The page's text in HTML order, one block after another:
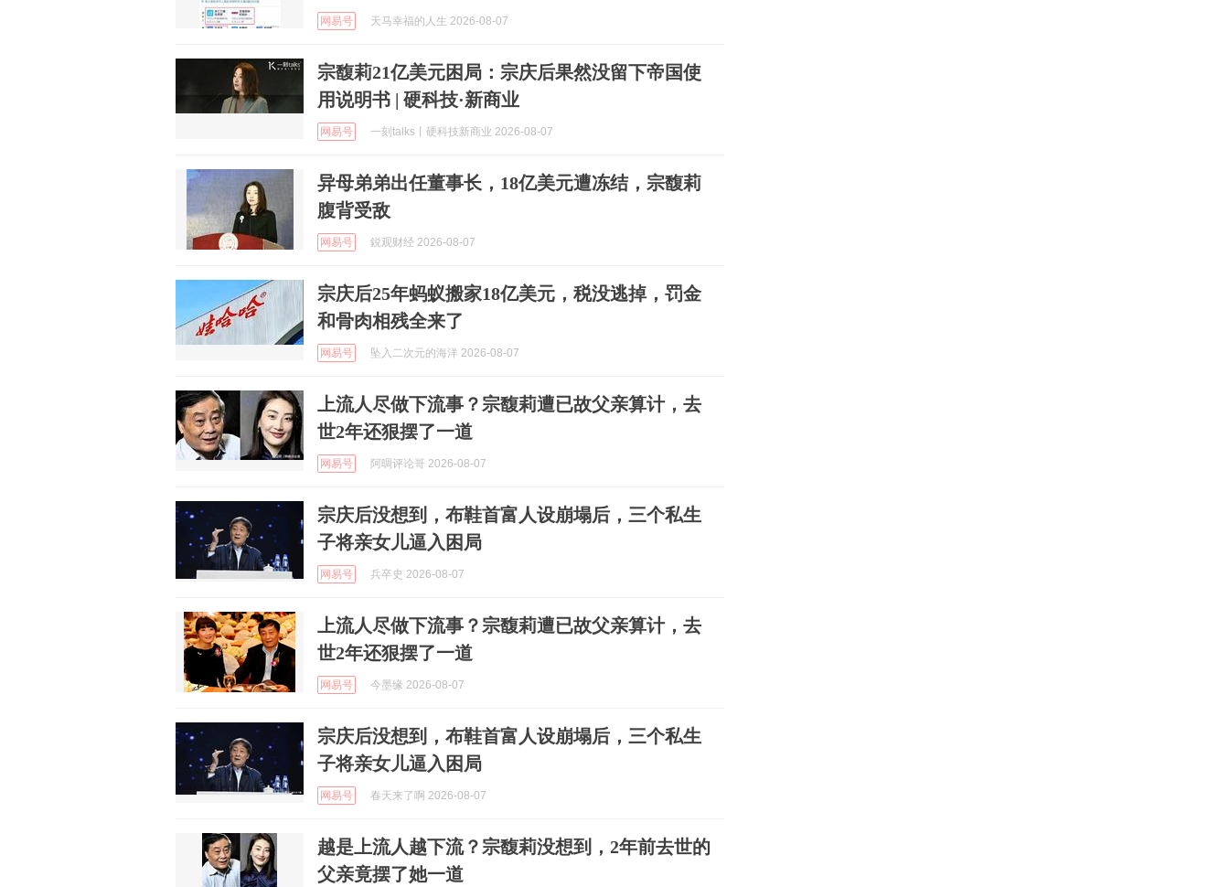
网易号 天马幸福的人生 2026-08-07
宗馥莉21亿美元困局：宗庆后果然没留下帝国使
用说明书 | 硬科技·新商业
网易号 一刻talks丨硬科技新商业 2026-08-07
异母弟弟出任董事长，18亿美元遭冻结，宗馥莉
腹背受敌
网易号 鋭观财经 2026-08-07
宗庆后25年蚂蚁搬家18亿美元，税没逃掉，罚金
和骨肉相残全来了
网易号 坠入二次元的海洋 2026-08-07
上流人尽做下流事？宗馥莉遭已故父亲算计，去
世2年还狠摆了一道
网易号 阿晭评论哥 2026-08-07
宗庆后没想到，布鞋首富人设崩塌后，三个私生
子将亲女儿逼入困局
网易号 兵卒史 2026-08-07
上流人尽做下流事？宗馥莉遭已故父亲算计，去
世2年还狠摆了一道
网易号 今墨缘 2026-08-07
宗庆后没想到，布鞋首富人设崩塌后，三个私生
子将亲女儿逼入困局
网易号 春天来了啊 2026-08-07
越是上流人越下流？宗馥莉没想到，2年前去世的
父亲竟摆了她一道